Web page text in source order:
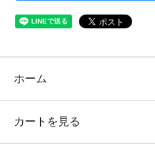
ホーム
カートを見る